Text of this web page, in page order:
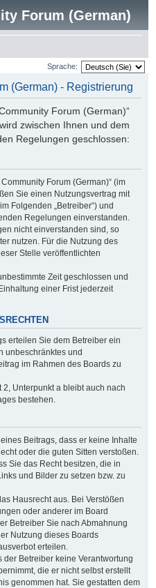
Forum (German)
Sprache:
(German) - Registrierung
Forum (German)“
zwischen Ihnen und dem
Regelungen geschlossen:
Forum (German)“ (im
Sie einen Nutzungsvertrag mit
Folgenden „Betreiber“) und
Regelungen einverstanden.
nicht einverstanden sind, so
nutzen. Für die Nutzung des
Stelle veröffentlichten
Zeit geschlossen und
einer Frist jederzeit
erteilen Sie dem Betreiber ein
unbeschränktes und
im Rahmen des Boards zu
Unterpunkt a bleibt auch nach
bestehen.
Beitrags, dass er keine Inhalte
oder die guten Sitten verstoßen.
Sie das Recht besitzen, die in
und Bilder zu setzen bzw. zu
Hausrecht aus. Bei Verstößen
oder anderer im Board
Betreiber Sie nach Abmahnung
Nutzung dieses Boards
erteilen.
Betreiber keine Verantwortung
die er nicht selbst erstellt
genommen hat. Sie gestatten dem